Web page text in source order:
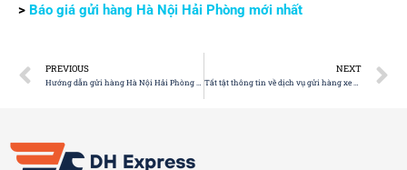
> Báo giá gửi hàng Hà Nội Hải Phòng mới nhất
PREVIOUS
Hướng dẫn gửi hàng Hà Nội Hải Phòng Hoàng Long chi tiết
NEXT
Tất tật thông tin về dịch vụ gửi hàng xe Hải Âu Hà Nội Hải Phòng